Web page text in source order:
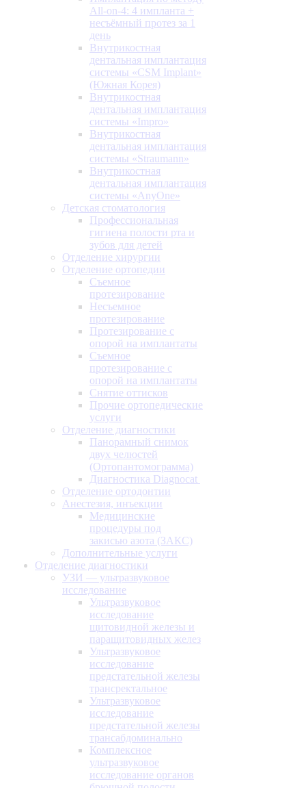
All-on-4: 4 импланта +
несъёмный протез за 1
день
Внутрикостная
дентальная имплантация
системы «CSM Implant»
(Южная Корея)
Внутрикостная
дентальная имплантация
системы «Impro»
Внутрикостная
дентальная имплантация
системы «Straumann»
Внутрикостная
дентальная имплантация
системы «AnyOne»
Детская стоматология
Профессиональная
гигиена полости рта и
зубов для детей
Отделение хирургии
Отделение ортопедии
Съемное
протезирование
Несъемное
протезирование
Протезирование с
опорой на имплантаты
Съемное
протезирование с
опорой на имплантаты
Снятие оттисков
Прочие ортопедические
услуги
Отделение диагностики
Панорамный снимок
двух челюстей
(Ортопантомограмма)
Диагностика Diagnocat
Отделение ортодонтии
Анестезия, инъекции
Медицинские
процедуры под
закисью азота (ЗАКС)
Дополнительные услуги
Отделение диагностики
УЗИ — ультразвуковое
исследование
Ультразвуковое
исследование
щитовидной железы и
паращитовидных желез
Ультразвуковое
исследование
предстательной железы
трансректальное
Ультразвуковое
исследование
предстательной железы
трансабдоминально
Комплексное
ультразвуковое
исследование органов